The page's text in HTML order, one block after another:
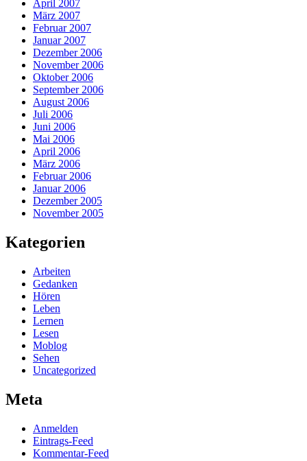
April 2007
März 2007
Februar 2007
Januar 2007
Dezember 2006
November 2006
Oktober 2006
September 2006
August 2006
Juli 2006
Juni 2006
Mai 2006
April 2006
März 2006
Februar 2006
Januar 2006
Dezember 2005
November 2005
Kategorien
Arbeiten
Gedanken
Hören
Leben
Lernen
Lesen
Moblog
Sehen
Uncategorized
Meta
Anmelden
Eintrags-Feed
Kommentar-Feed